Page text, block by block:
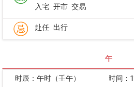
入宅 开市 交易
赴任 出行
午
时辰：午时（壬午）
时间：